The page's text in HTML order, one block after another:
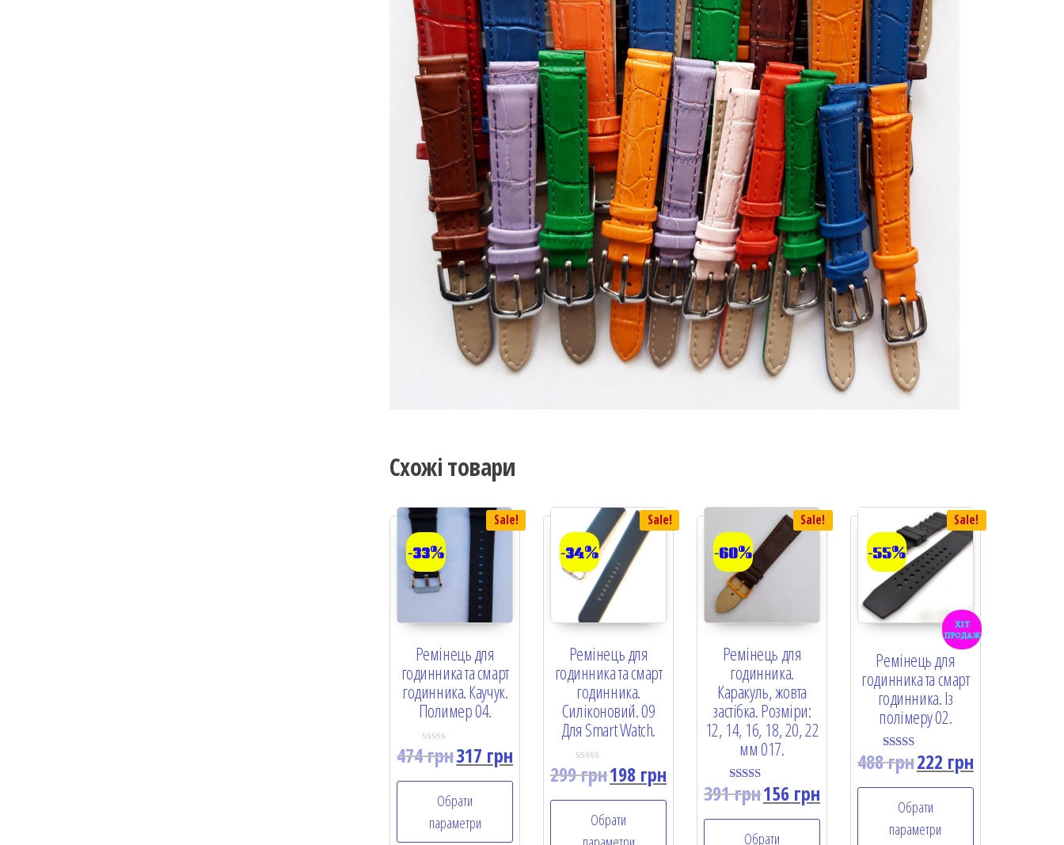
Схожі товари
Sale!
-33%
Ремінець для
годинника та смарт
годинника. Каучук.
Полимер 04.
R
a
474грн317 грн
Обрати
параметри
Sale!
-34%
Ремінець для
годинника та смарт
годинника.
Силіконовий. 09
Для Smart Watch.
R
299грн198 грн
Обрати
Sale!
-60%
Ремінець для
годинника.
Каракуль, жовта
застібка. Розміри:
12, 14, 16, 18, 20, 22
мм 017.
Rated
5.00
391грн156грн
Обрати
Sale!
-55%
хіт
продаж
Ремінець для
годинника та смарт
годинника. Із
полімеру 02.
Rated
5.00
488грн222 грн
Обрати
параметри